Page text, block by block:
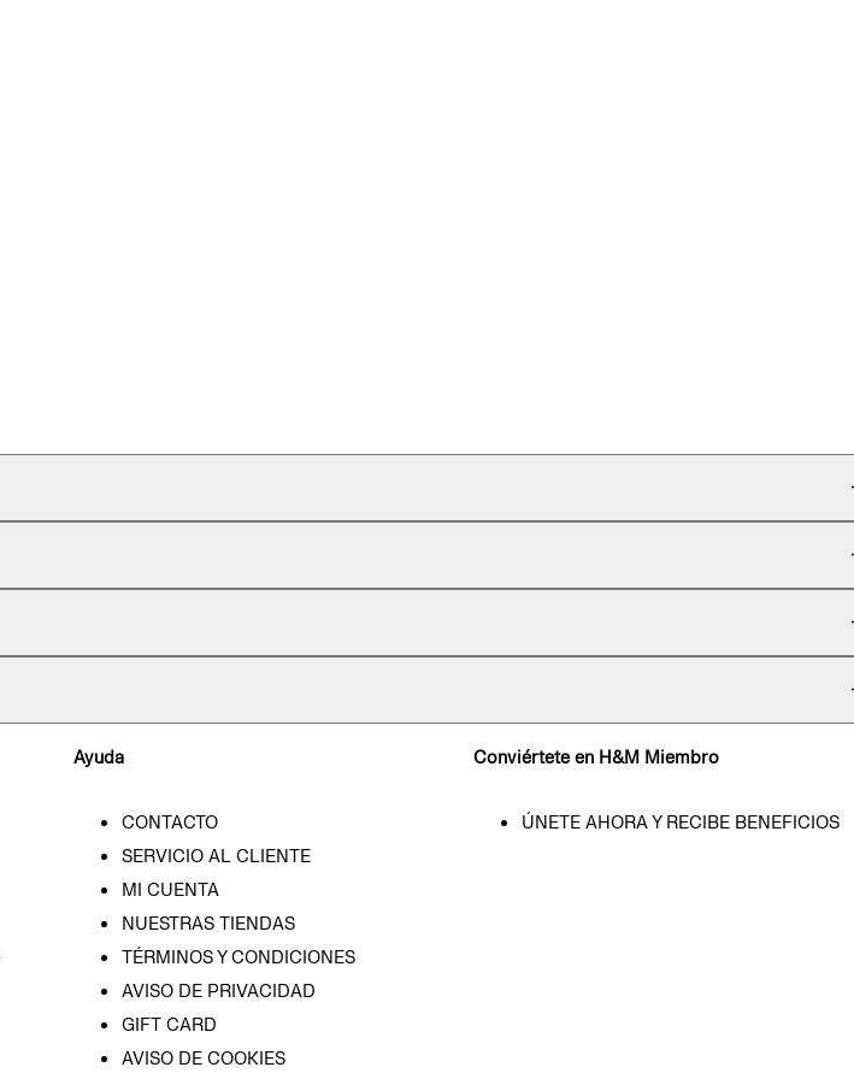
Ayuda
CONTACTO
SERVICIO AL CLIENTE
MI CUENTA
NUESTRAS TIENDAS
TÉRMINOS Y CONDICIONES
AVISO DE PRIVACIDAD
GIFT CARD
AVISO DE COOKIES
Conviértete en H&M Miembro
ÚNETE AHORA Y RECIBE BENEFICIOS